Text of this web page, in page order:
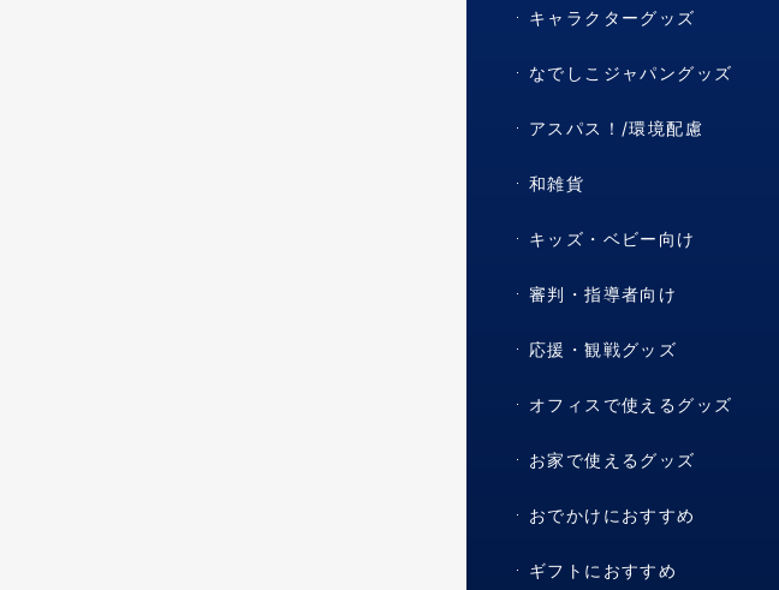
キャラクターグッズ
なでしこジャパングッズ
アスパス！/環境配慮
和雑貨
キッズ・ベビー向け
審判・指導者向け
応援・観戦グッズ
オフィスで使えるグッズ
お家で使えるグッズ
おでかけにおすすめ
ギフトにおすすめ